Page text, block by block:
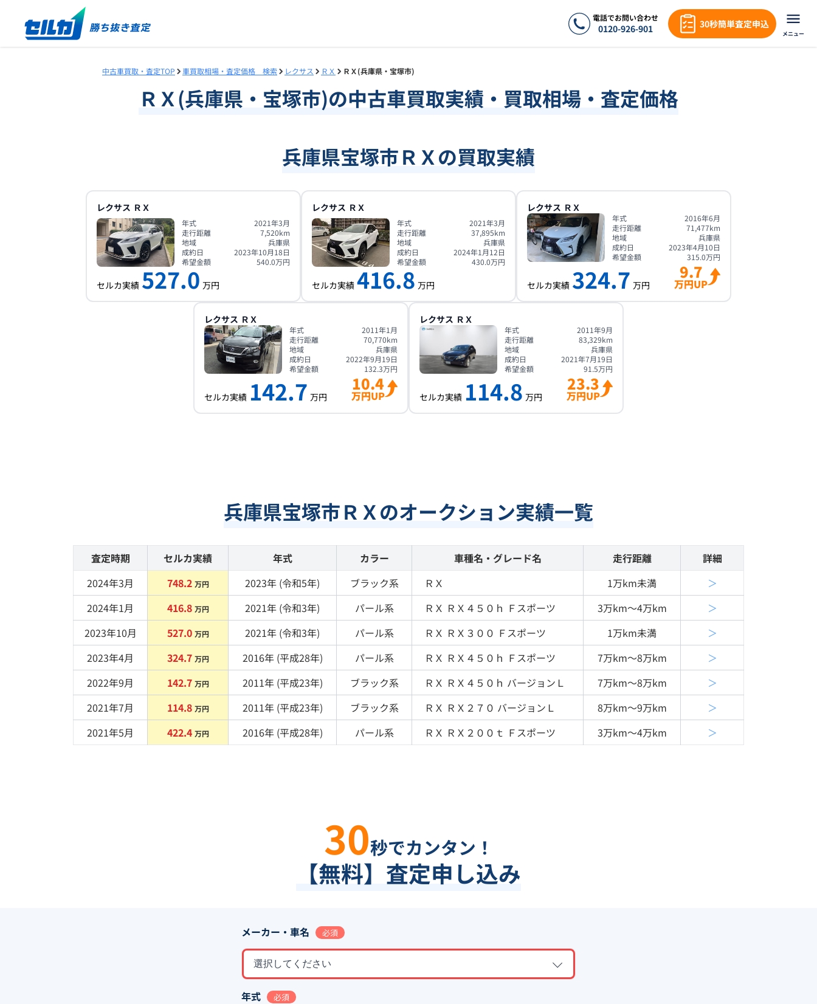
電話でお問い合わせ
0120-926-901 30秒簡単査定申込
メニュー
中古車買取・査定TOP 車買取相場・査定価格 検索 レクサス ＲＸ ＲＸ(兵庫県・宝塚市)
ＲＸ(兵庫県 ・ 宝塚市)の中古車買取実績・買取相場・査定価格
兵庫県宝塚市ＲＸの買取実績
レクサス ＲＸ
年式
2021年3月
走行距離
7,520km
地域
兵庫県
成約日
2023年10月18日
希望金額
540.0万円
セルカ実績 527.0 万円
レクサス ＲＸ
年式
2021年3月
走行距離
37,895km
地域
兵庫県
成約日
2024年1月12日
希望金額
430.0万円
セルカ実績 416.8 万円
レクサス ＲＸ
年式
2016年6月
走行距離
71,477km
地域
兵庫県
成約日
2023年4月10日
希望金額
315.0万円
セルカ実績 324.7 万円
9.7
万円UP
レクサス ＲＸ
年式
2011年1月
走行距離
70,770km
地域
兵庫県
成約日
2022年9月19日
希望金額
132.3万円
セルカ実績 142.7 万円
10.4
万円UP
レクサス ＲＸ
年式
2011年9月
走行距離
83,329km
地域
兵庫県
成約日
2021年7月19日
希望金額
91.5万円
セルカ実績 114.8 万円
23.3
万円UP
兵庫県宝塚市ＲＸのオークション実績一覧
査定時期 セルカ実績 年式 カラー 車種名・グレード名 走行距離
詳細
2024年3月
748.2 万円 2023年 (令和5年) ブラック系 ＲＸ 1万km未満
＞
2024年1月
416.8 万円 2021年 (令和3年) パール系 ＲＸ ＲＸ４５０ｈ Ｆスポーツ 3万km〜4万km
＞
2023年10月
527.0 万円 2021年 (令和3年) パール系 ＲＸ ＲＸ３００ Ｆスポーツ 1万km未満
＞
2023年4月
324.7 万円 2016年 (平成28年) パール系 ＲＸ ＲＸ４５０ｈ Ｆスポーツ 7万km〜8万km
＞
2022年9月
142.7 万円 2011年 (平成23年) ブラック系 ＲＸ ＲＸ４５０ｈ バージョンＬ 7万km〜8万km
＞
2021年7月
114.8 万円 2011年 (平成23年) ブラック系 ＲＸ ＲＸ２７０ バージョンＬ 8万km〜9万km
＞
2021年5月
422.4 万円 2016年 (平成28年) パール系 ＲＸ ＲＸ２００ｔ Ｆスポーツ 3万km〜4万km ＞
30秒でカンタン！
【無料】査定申し込み
メーカー・車名 必須
選択してください
年式 必須